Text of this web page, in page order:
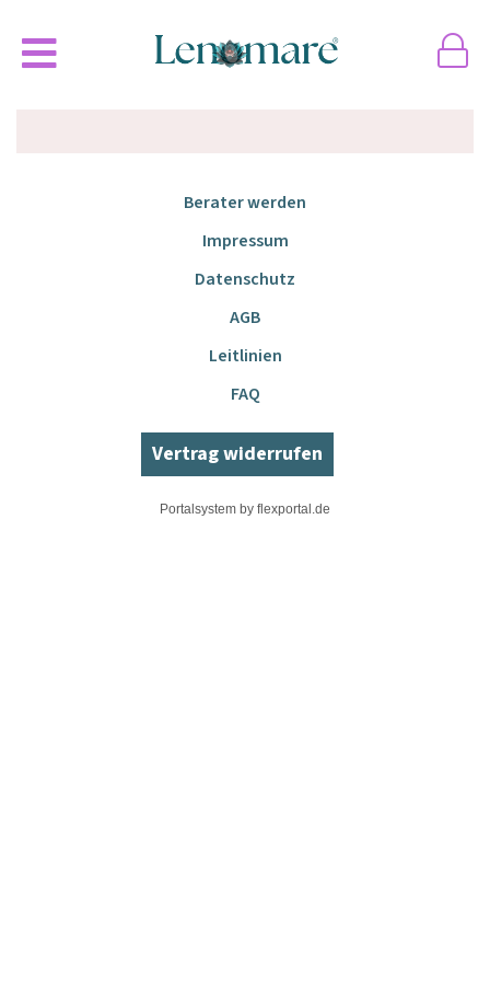
Berater werden
Impressum
Datenschutz
AGB
Leitlinien
FAQ
Vertrag widerrufen
Portalsystem by flexportal.de